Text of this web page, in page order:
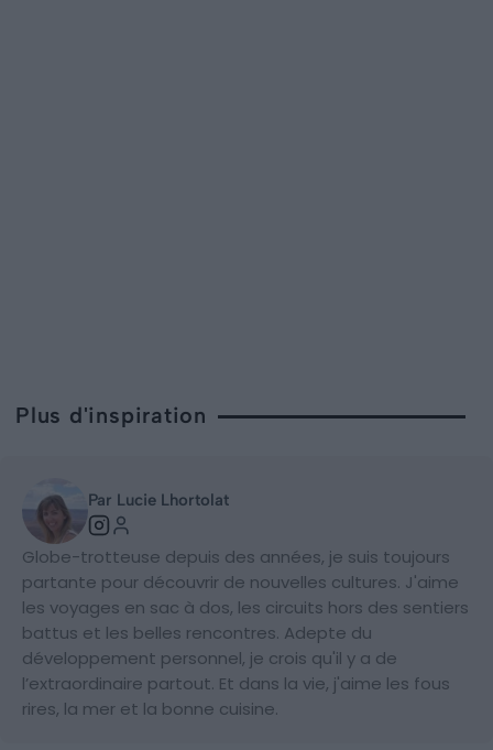
Plus d'inspiration
Par Lucie Lhortolat
Globe-trotteuse depuis des années, je suis toujours
partante pour découvrir de nouvelles cultures. J'aime
les voyages en sac à dos, les circuits hors des sentiers
battus et les belles rencontres. Adepte du
développement personnel, je crois qu'il y a de
l’extraordinaire partout. Et dans la vie, j'aime les fous
rires, la mer et la bonne cuisine.